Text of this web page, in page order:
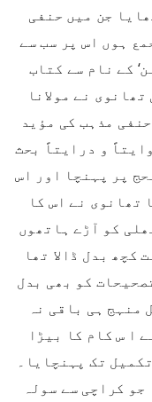
جن میں حنفی
ہوں اس پر سب سے
کے نام سے کتاب
نے مولانا
مذہب کی مؤید
و درایتاً بحث
پر پہنچا اور اس
تھانوی نے اس کا
کو آڑے ہاتھوں
کچھ بدل ڈالا تھا
کو بھی بدل
منہج ہی باقی نہ
ا س کام کا بیڑا
تک پہنچایا۔
جو کراچی سے سولہ